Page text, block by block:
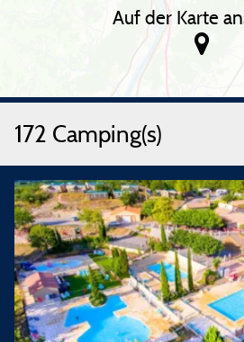
172 Camping(s)
Auf der Karte